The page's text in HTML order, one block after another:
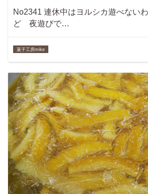
No2341 連休中はヨルシカ遊べない
ど 夜遊びで…
菓子工房mike